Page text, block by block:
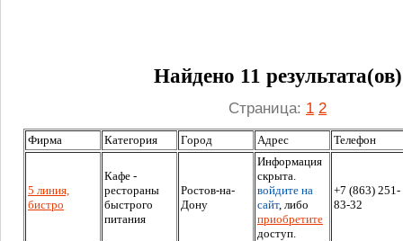
Найдено 11 результата(ов)
Страница: 1 2
Фирма Категория Город Адрес Телефон
5 линия,
бистро
Кафе -
рестораны
быстрого
питания
Ростов-на-
Дону
Информация
скрыта.
войдите на
сайт, либо
приобретите
доступ.
+7 (863) 251-
83-32